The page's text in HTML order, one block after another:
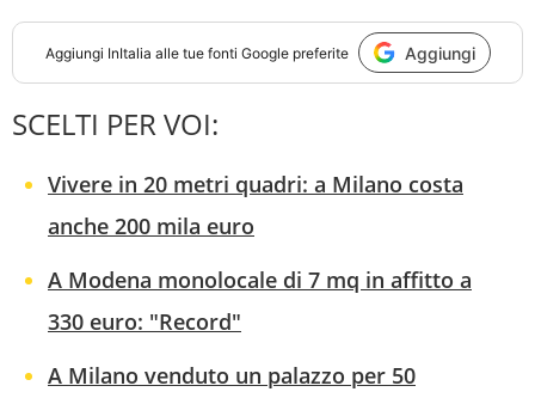
Aggiungi InItalia alle tue fonti Google preferite Aggiungi
SCELTI PER VOI:
Vivere in 20 metri quadri: a Milano costa
anche 200 mila euro
A Modena monolocale di 7 mq in affitto a
330 euro: "Record"
A Milano venduto un palazzo per 50